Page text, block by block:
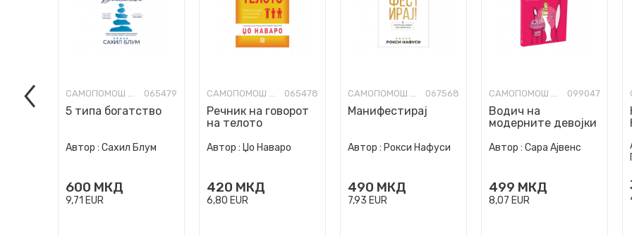
САМОПОМОШ И СОВЕТИ 065479
5 типа богатство
Автор : Сахил Блум
600 МКД
9,71 EUR
САМОПОМОШ И СОВЕТИ 065478
Речник на говорот
на телото
Автор : Џо Наваро
420 МКД
6,80 EUR
САМОПОМОШ И СОВЕТИ 067568
Манифестирај
Автор : Рокси Нафуси
490 МКД
7,93 EUR
САМОПОМОШ И СОВЕТИ 099047
Водич на
модерните девојки
состаноци
Автор : Сара Ајвенс
499 МКД
8,07 EUR